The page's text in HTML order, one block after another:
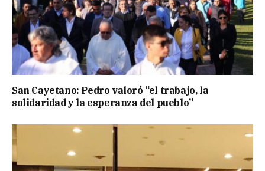
San Cayetano: Pedro valoró “el trabajo, la
solidaridad y la esperanza del pueblo”